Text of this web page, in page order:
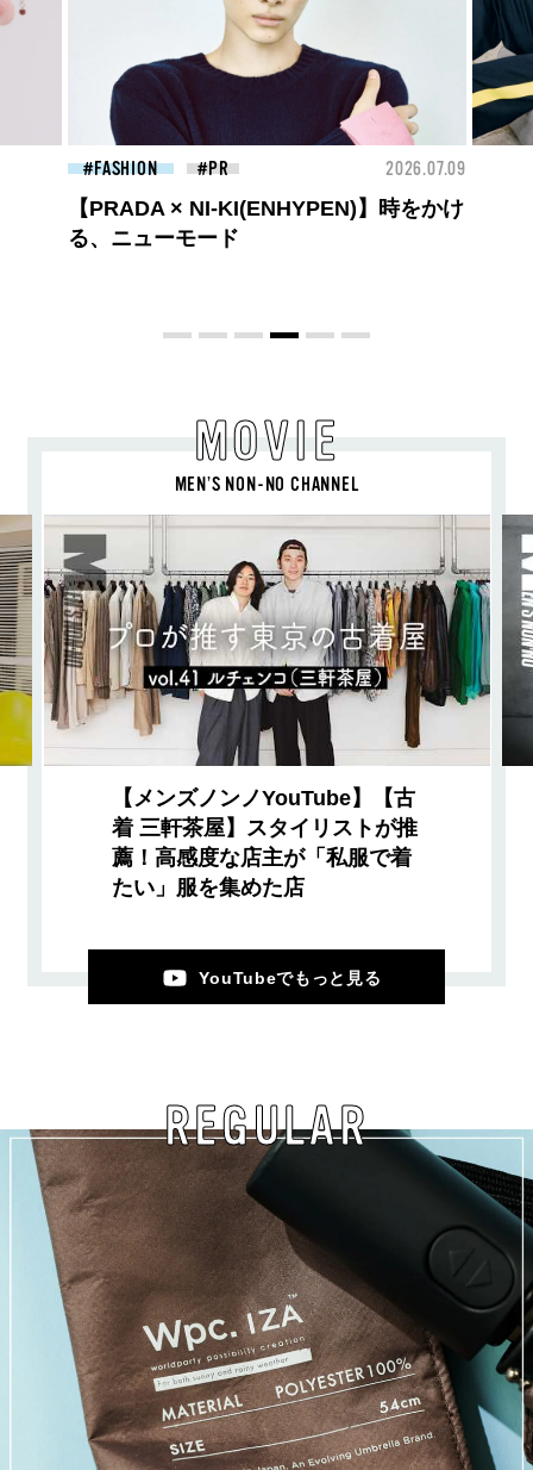
FASHION 2026.07.09
【PRADA × NI-KI(ENHYPEN)】時をかけ
る、ニューモード
MOVIE
MEN’S NON-NO CHANNEL
【メンズノンノYouTube】【古
着 三軒茶屋】スタイリストが推
薦！高感度な店主が「私服で着
たい」服を集めた店
YouTubeでもっと見る
REGULAR